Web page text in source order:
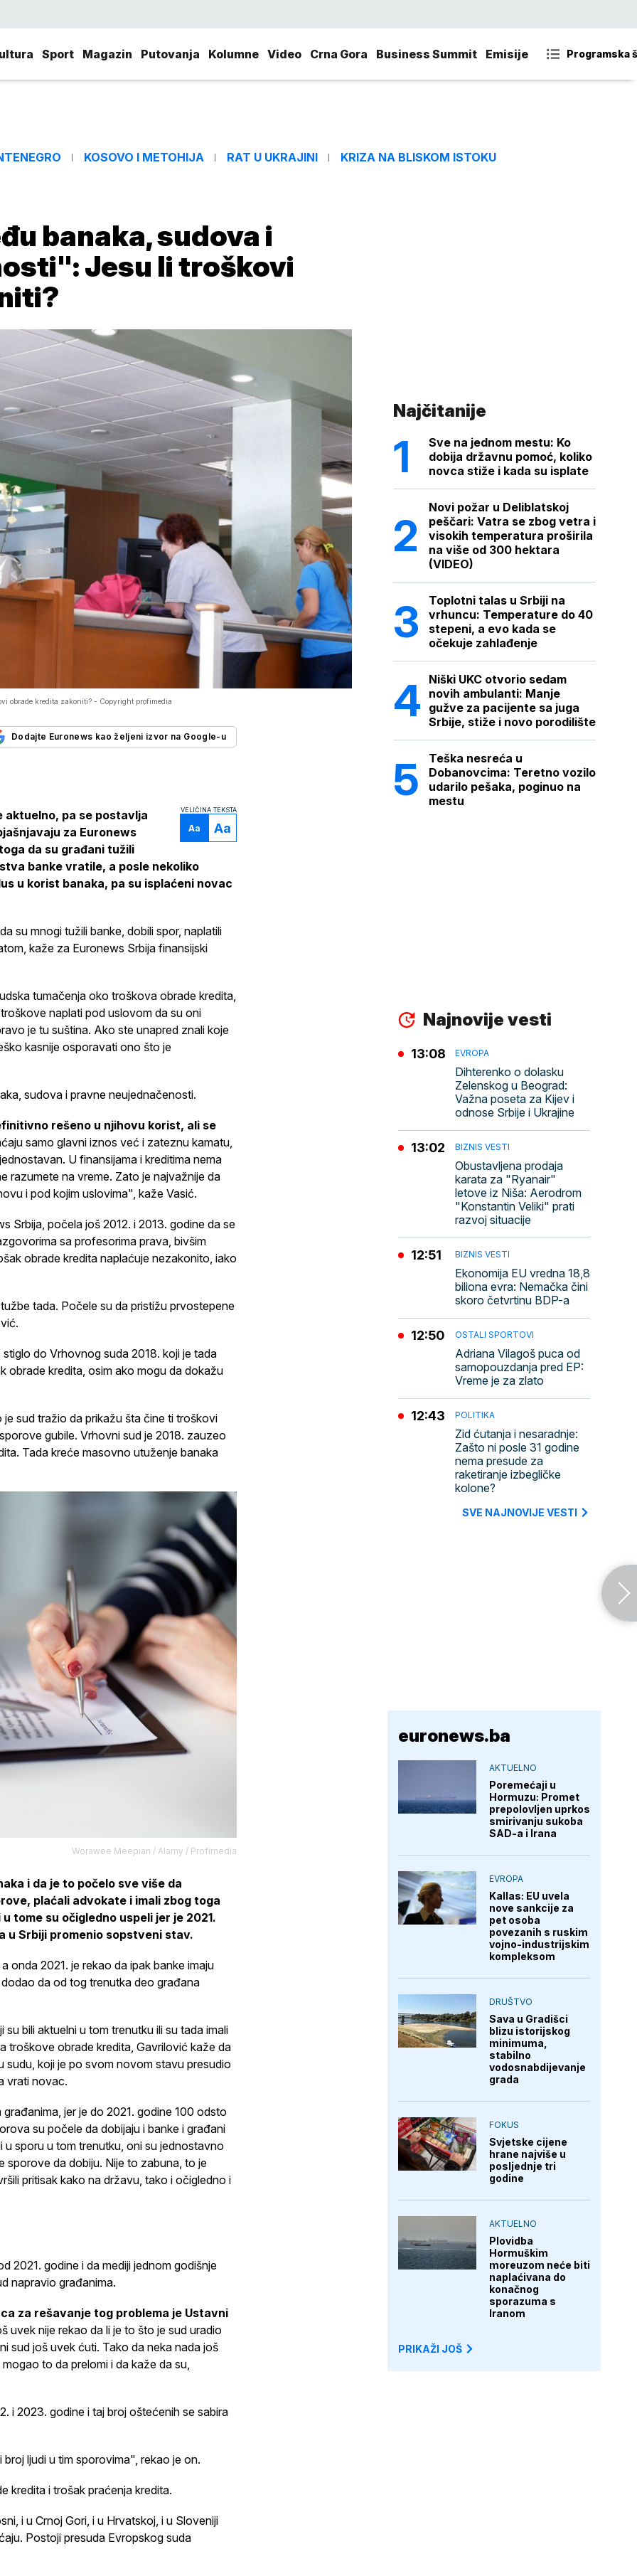
Sport Magazin Putovanja Kolumne Video Crna Gora Business Summit Emisije Programska
KOSOVO I METOHIJA RAT U UKRAJINI KRIZA NA BLISKOM ISTOKU
banaka, sudova i
Jesu li troškovi
obrade kredita zakoniti? - Copyright profimedia
Dodajte Euronews kao željeni izvor na Google-u
VELIČINA TEKSTA
Aa Aa
pa se postavlja
za Euronews
da su građani tužili
banke vratile, a posle nekoliko
u korist banaka, pa su isplaćeni novac
su mnogi tužili banke, dobili spor, naplatili
kaže za Euronews Srbija finansijski
tumačenja oko troškova obrade kredita,
naplati pod uslovom da su oni
je tu suština. Ako ste unapred znali koje
kasnije osporavati ono što je
sudova i pravne neujednačenosti.
rešeno u njihovu korist, ali se
samo glavni iznos već i zateznu kamatu,
U finansijama i kreditima nema
razumete na vreme. Zato je najvažnije da
i pod kojim uslovima", kaže Vasić.
Srbija, počela još 2012. i 2013. godine da se
sa profesorima prava, bivšim
obrade kredita naplaćuje nezakonito, iako
tada. Počele su da pristižu prvostepene
do Vrhovnog suda 2018. koji je tada
obrade kredita, osim ako mogu da dokažu
sud tražio da prikažu šta čine ti troškovi
gubile. Vrhovni sud je 2018. zauzeo
Tada kreće masovno utuženje banaka
Worawee Meepian / Alamy / Profimedia
i da je to počelo sve više da
plaćali advokate i imali zbog toga
tome su očigledno uspeli jer je 2021.
u Srbiji promenio sopstveni stav.
onda 2021. je rekao da ipak banke imaju
da od tog trenutka deo građana
bili aktuelni u tom trenutku ili su tada imali
troškove obrade kredita, Gavrilović kaže da
sudu, koji je po svom novom stavu presudio
vrati novac.
jer je do 2021. godine 100 odsto
su počele da dobijaju i banke i građani
u sporu u tom trenutku, oni su jednostavno
sporove da dobiju. Nije to zabuna, to je
pritisak kako na državu, tako i očigledno i
2021. godine i da mediji jednom godišnje
napravio građanima.
za rešavanje tog problema je Ustavni
uvek nije rekao da li je to što je sud uradio
sud još uvek ćuti. Tako da neka nada još
to da prelomi i da kaže da su,
i 2023. godine i taj broj oštećenih se sabira
ljudi u tim sporovima", rekao je on.
kredita i trošak praćenja kredita.
i u Crnoj Gori, i u Hrvatskoj, i u Sloveniji
Postoji presuda Evropskog suda
Najčitanije
Sve na jednom mestu: Ko
dobija državnu pomoć, koliko
novca stiže i kada su isplate
Novi požar u Deliblatskoj
peščari: Vatra se zbog vetra i
visokih temperatura proširila
na više od 300 hektara
(VIDEO)
Toplotni talas u Srbiji na
vrhuncu: Temperature do 40
stepeni, a evo kada se
očekuje zahlađenje
Niški UKC otvorio sedam
novih ambulanti: Manje
gužve za pacijente sa juga
Srbije, stiže i novo porodilište
Teška nesreća u
Dobanovcima: Teretno vozilo
udarilo pešaka, poginuo na
mestu
Najnovije vesti
EVROPA
Dihterenko o dolasku
Zelenskog u Beograd:
Važna poseta za Kijev i
odnose Srbije i Ukrajine
13:08
BIZNIS VESTI
Obustavljena prodaja
karata za "Ryanair"
letove iz Niša: Aerodrom
"Konstantin Veliki" prati
razvoj situacije
13:02
BIZNIS VESTI
Ekonomija EU vredna 18,8
biliona evra: Nemačka čini
skoro četvrtinu BDP-a
12:51
OSTALI SPORTOVI
Adriana Vilagoš puca od
samopouzdanja pred EP:
Vreme je za zlato
12:50
POLITIKA
Zid ćutanja i nesaradnje:
Zašto ni posle 31 godine
nema presude za
raketiranje izbegličke
kolone?
12:43
SVE NAJNOVIJE VESTI
euronews.ba
AKTUELNO
Poremećaji u
Hormuzu: Promet
prepolovljen uprkos
smirivanju sukoba
SAD-a i Irana
EVROPA
Kallas: EU uvela
nove sankcije za
pet osoba
povezanih s ruskim
vojno-industrijskim
kompleksom
DRUŠTVO
Sava u Gradišci
blizu istorijskog
minimuma,
stabilno
vodosnabdijevanje
grada
FOKUS
Svjetske cijene
hrane najviše u
posljednje tri
godine
AKTUELNO
Plovidba
Hormuškim
moreuzom neće biti
naplaćivana do
konačnog
sporazuma s
Iranom
PRIKAŽI JOŠ